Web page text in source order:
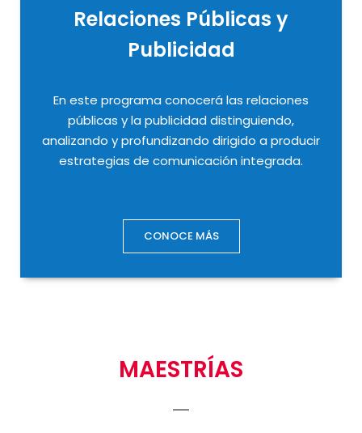
Relaciones Públicas y
Publicidad
En este programa conocerá las relaciones
públicas y la publicidad distinguiendo,
analizando y profundizando dirigido a producir
estrategias de comunicación integrada.
CONOCE MÁS
MAESTRÍAS